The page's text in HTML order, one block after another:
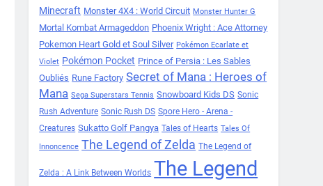
Minecraft Monster 4X4 : World Circuit Monster Hunter G
Mortal Kombat Armageddon Phoenix Wright : Ace Attorney
Pokemon Heart Gold et Soul Silver Pokémon Ecarlate et
Violet Pokémon Pocket Prince of Persia : Les Sables
Oubliés Rune Factory Secret of Mana : Heroes of
Mana Sega Superstars Tennis Snowboard Kids DS Sonic
Rush Adventure Sonic Rush DS Spore Hero - Arena -
Creatures Sukatto Golf Pangya Tales of Hearts Tales Of
Innoncence The Legend of Zelda The Legend of
Zelda : A Link Between Worlds The Legend